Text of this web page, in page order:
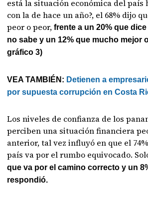
está la situación económica del país
con la de hace un año?, el 68% dijo
peor o peor,frente a un 20% que
no sabe y un 12% que mucho mejor
gráfico 3)
VEA TAMBIÉN: Detienen a
por supuesta corrupción en Costa
Los niveles de confianza de los
perciben una situación financiera
anterior, tal vez influyó en que el
país va por el rumbo equivocado.
que va por el camino correcto y un
respondió.